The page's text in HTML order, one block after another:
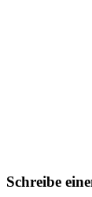
Schreibe